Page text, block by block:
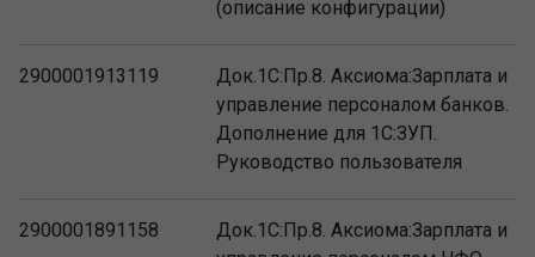
(описание конфигурации)
2900001913119
Док.1С:Пр.8. Аксиома:Зарплата и
управление персоналом банков.
Дополнение для 1С:ЗУП.
Руководство пользователя
2900001891158
Док.1С:Пр.8. Аксиома:Зарплата и